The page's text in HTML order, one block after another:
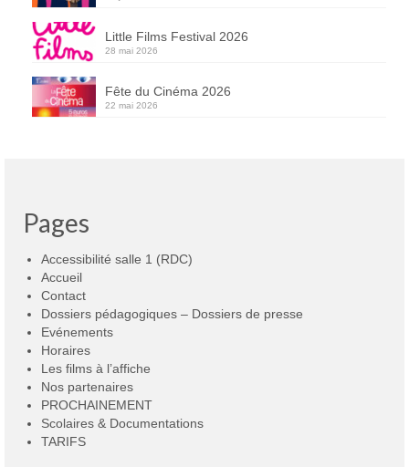
Little Films Festival 2026
28 mai 2026
Fête du Cinéma 2026
22 mai 2026
Pages
Accessibilité salle 1 (RDC)
Accueil
Contact
Dossiers pédagogiques – Dossiers de presse
Evénements
Horaires
Les films à l’affiche
Nos partenaires
PROCHAINEMENT
Scolaires & Documentations
TARIFS